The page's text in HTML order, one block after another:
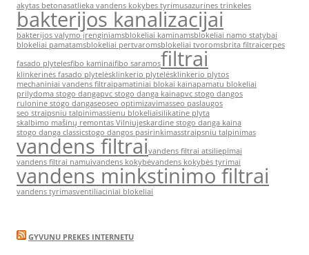
akytas betonasatlieka vandens kokybes tyrimusazurines trinkeles
bakterijos kanalizacijai
bakterijos valymo įrenginiamsblokeliai kaminamsblokeliai namo statybai
blokeliai pamatamsblokeliai pertvaromsblokeliai tvoromsbrita filtraicerpes
fasado plytelesfibo kaminaifibo saramosfiltrai
klinkerinės fasado plytelėsklinkerio plytelėsklinkerio plytos
mechaniniai vandens filtraipamatiniai blokai kainapamatu blokeliai
prilydoma stogo dangapvc stogo danga kainapvc stogo dangos
rulonine stogo dangaseoseo optimizavimasseo paslaugos
seo straipsniu talpinimassienu blokeliaisilikatine plyta
skalbimo mašinų remontas Vilniujeskardine stogo danga kaina
stogo danga classicstogo dangos pasirinkimasstraipsniu talpinimas
vandens filtraivandens filtrai atsiliepimai
vandens filtrai namuivandens kokybėvandens kokybės tyrimai
vandens minkstinimo filtrai
vandens tyrimasventiliaciniai blokeliai
GYVUNU PREKES INTERNETU